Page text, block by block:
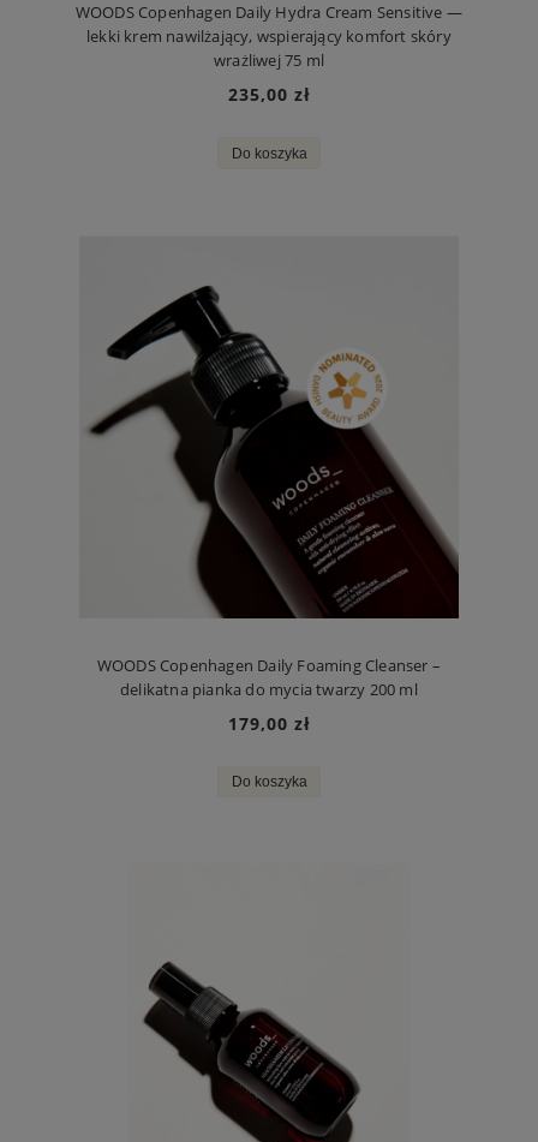
WOODS Copenhagen Daily Hydra Cream Sensitive —
lekki krem nawilżający, wspierający komfort skóry
wrażliwej 75 ml
235,00 zł
Do koszyka
WOODS Copenhagen Daily Foaming Cleanser –
delikatna pianka do mycia twarzy 200 ml
179,00 zł
Do koszyka